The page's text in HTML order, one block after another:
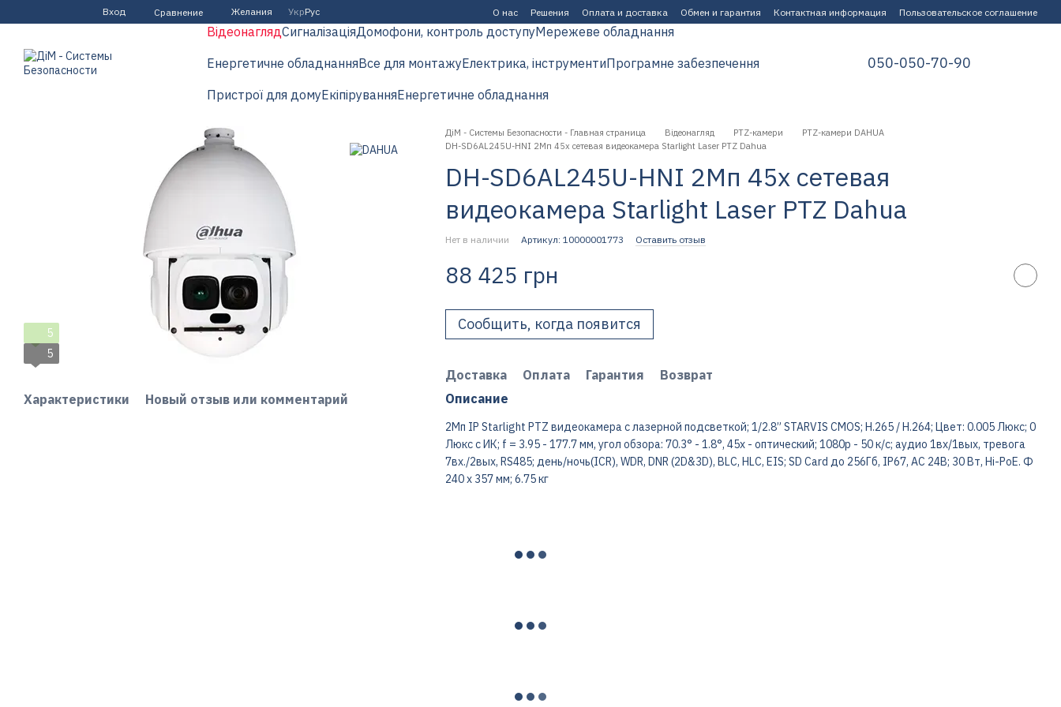
Перейти к основному контенту
Вход Сравнение Желания УкрРус О нас Решения Оплата и доставка Обмен и гарантия Контактная информация Пользовательское соглашение
ВідеонаглядСигналізаціяДомофони, контроль доступуМережеве обладнання
Енергетичне обладнанняВсе для монтажуЕлектрика, інструментиПрограмне забезпечення
Пристрої для домуЕкіпіруванняЕнергетичне обладнання
050-050-70-90
5
5
Характеристики Новый отзыв или комментарий
ДіМ - Системы Безопасности - Главная страница Відеонагляд PTZ-камери
PTZ-камери DAHUA
DH-SD6AL245U-HNI 2Мп 45x сетевая видеокамера Starlight Laser PTZ Dahua
DH-SD6AL245U-HNI 2Мп 45x сетевая
видеокамера Starlight Laser PTZ Dahua
Нет в наличии Артикул: 10000001773 Оставить отзыв
88 425 грн
Сообщить, когда появится
Доставка Оплата Гарантия
Возврат
Описание
2Мп IP Starlight PTZ видеокамера с лазерной подсветкой; 1/2.8” STARVIS CMOS; H.265 / H.264; Цвет: 0.005 Люкс; 0
Люкс с ИК; f = 3.95 - 177.7 мм, угол обзора: 70.3° - 1.8°, 45x - оптический; 1080р - 50 к/с; аудио 1вх/1вых, тревога
7вх./2вых, RS485; день/ночь(ICR), WDR, DNR (2D&3D), BLC, HLC, EIS; SD Card до 256Гб, IP67, AC 24В; 30 Вт, Hi-PoE. Ф
240 x 357 мм; 6.75 кг